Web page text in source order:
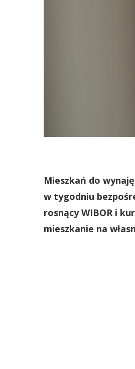
Mieszkań do
w tygodniu
rosnący WIBOR i
mieszkanie na